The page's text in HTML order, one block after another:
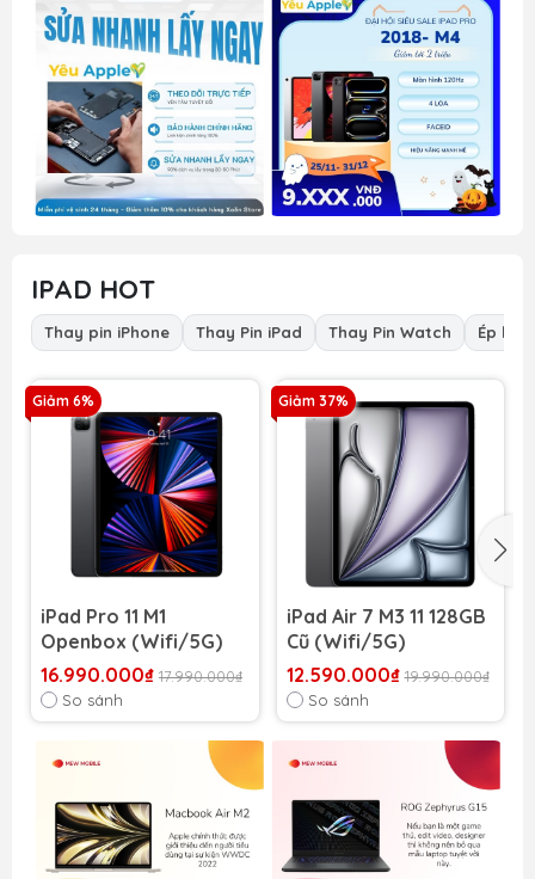
IPAD HOT
Thay pin iPhone Thay Pin iPad Thay Pin Watch Ép
Giảm 6%
iPad Pro 11 M1
Openbox (Wifi/5G)
16.990.000₫ 17.990.000₫
So sánh
Giảm 37%
iPad Air 7 M3 11 128GB
Cũ (Wifi/5G)
12.590.000₫ 19.990.000₫
So sánh